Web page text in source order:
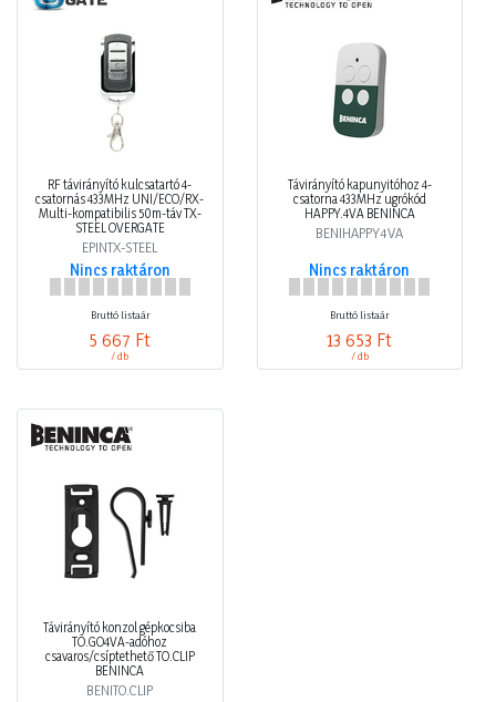
RF távirányító kulcsatartó 4-
csatornás 433MHz UNI/ECO/RX-
Multi-kompatibilis 50m-táv TX-
STEEL OVERGATE
EPINTX-STEEL
Nincs raktáron
Bruttó listaár
5 667 Ft
/ db
Távirányító kapunyitóhoz 4-
csatorna 433MHz ugrókód
HAPPY.4VA BENINCA
BENIHAPPY4VA
Nincs raktáron
Bruttó listaár
13 653 Ft
/ db
Távirányító konzol gépkocsiba
TO.GO4VA-adóhoz
csavaros/csíptethető TO.CLIP
BENINCA
BENITO.CLIP